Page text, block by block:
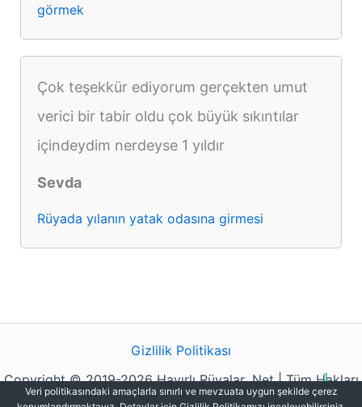
görmek
Çok teşekkür ediyorum gerçekten umut
verici bir tabir oldu çok büyük sıkıntılar
içindeydim nerdeyse 1 yıldır
Sevda
Rüyada yılanın yatak odasına girmesi
Gizlilik Politikası
Copyright © 2019-2026 Hayırlı Rüyalar .Net | Tüm Hakları
Saklıdır.
Veri politikasındaki amaçlarla sınırlı ve mevzuata uygun şekilde çerez
1